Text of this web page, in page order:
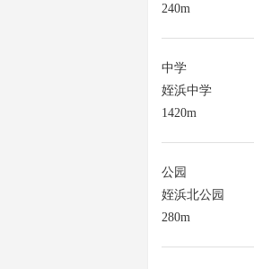
240m
中学
姪浜中学
1420m
公园
姪浜北公园
280m